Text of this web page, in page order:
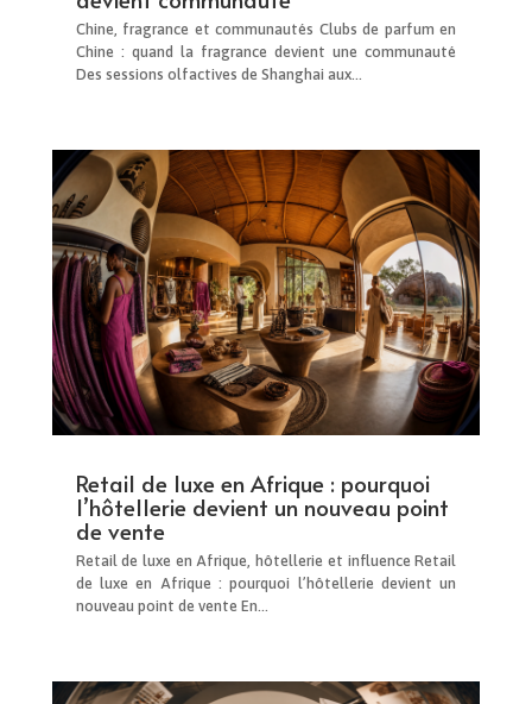
Chine, fragrance et communautés Clubs de parfum en
Chine : quand la fragrance devient une communauté
Des sessions olfactives de Shanghai aux...
Retail de luxe en Afrique : pourquoi
l’hôtellerie devient un nouveau point
de vente
Retail de luxe en Afrique, hôtellerie et influence Retail
de luxe en Afrique : pourquoi l’hôtellerie devient un
nouveau point de vente En...